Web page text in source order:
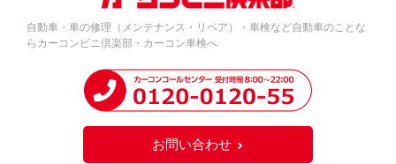
自動車・車の修理（メンテナンス・リペア）・車検など自動車のことな
らカーコンビニ倶楽部・カーコン車検へ
お問い合わせ